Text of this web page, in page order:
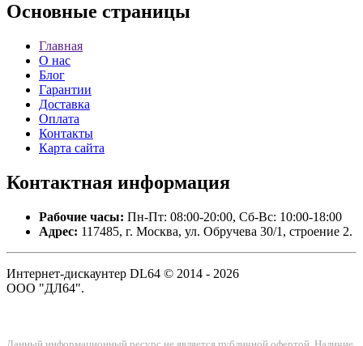
Основные страницы
Главная
О нас
Блог
Гарантии
Доставка
Оплата
Контакты
Карта сайта
Контактная информация
Рабочие часы: Пн-Пт: 08:00-20:00, Сб-Вс: 10:00-18:00
Адрес: 117485, г. Москва, ул. Обручева 30/1, строение 2.
Интернет-дискаунтер DL64 © 2014 - 2026
ООО "ДЛ64".